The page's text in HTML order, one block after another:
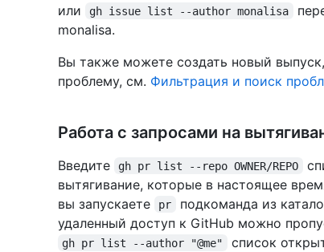
или
gh issue list --author monalisa
monalisa.
Вы также можете создать новый
проблему, см. Фильтрация и поиск
Работа с запросами на
Введите gh pr list --repo OWNER/REPO
вытягивание, которые в настоящее
вы запускаете
pr
подкоманда из
удаленный доступ к GitHub можно
gh pr list --author "@me"
список